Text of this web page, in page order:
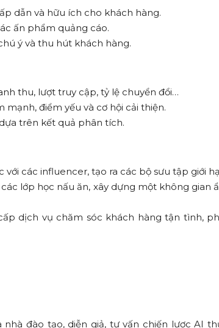
dẫn và hữu ích cho khách hàng.
ấn phẩm quảng cáo.
ý và thu hút khách hàng.
thu, lượt truy cập, tỷ lệ chuyển đổi…
điểm yếu và cơ hội cải thiện.
trên kết quả phân tích.
với các influencer, tạo ra các bộ sưu tập giới
lớp học nấu ăn, xây dựng một không gian
dịch vụ chăm sóc khách hàng tận tình,
đào tạo, diễn giả, tư vấn chiến lược AI